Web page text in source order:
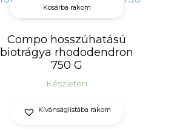
Kosárba rakom
Compo hosszúhatású
biotrágya rhododendron
750 G
Készleten
Kívánságlistába rakom